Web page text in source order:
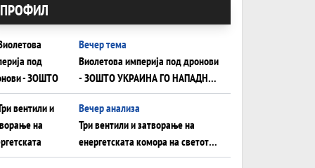
ПРОФИЛ
Вечер тема
Виолетова империја под дронови
- ЗОШТО УКРАИНА ГО НАПАДНА
РУСКИОТ WILDBERRIES
Вечер анализа
Три вентили и затворање на
енергетската комора на светот:
Нападот во Суец најавува